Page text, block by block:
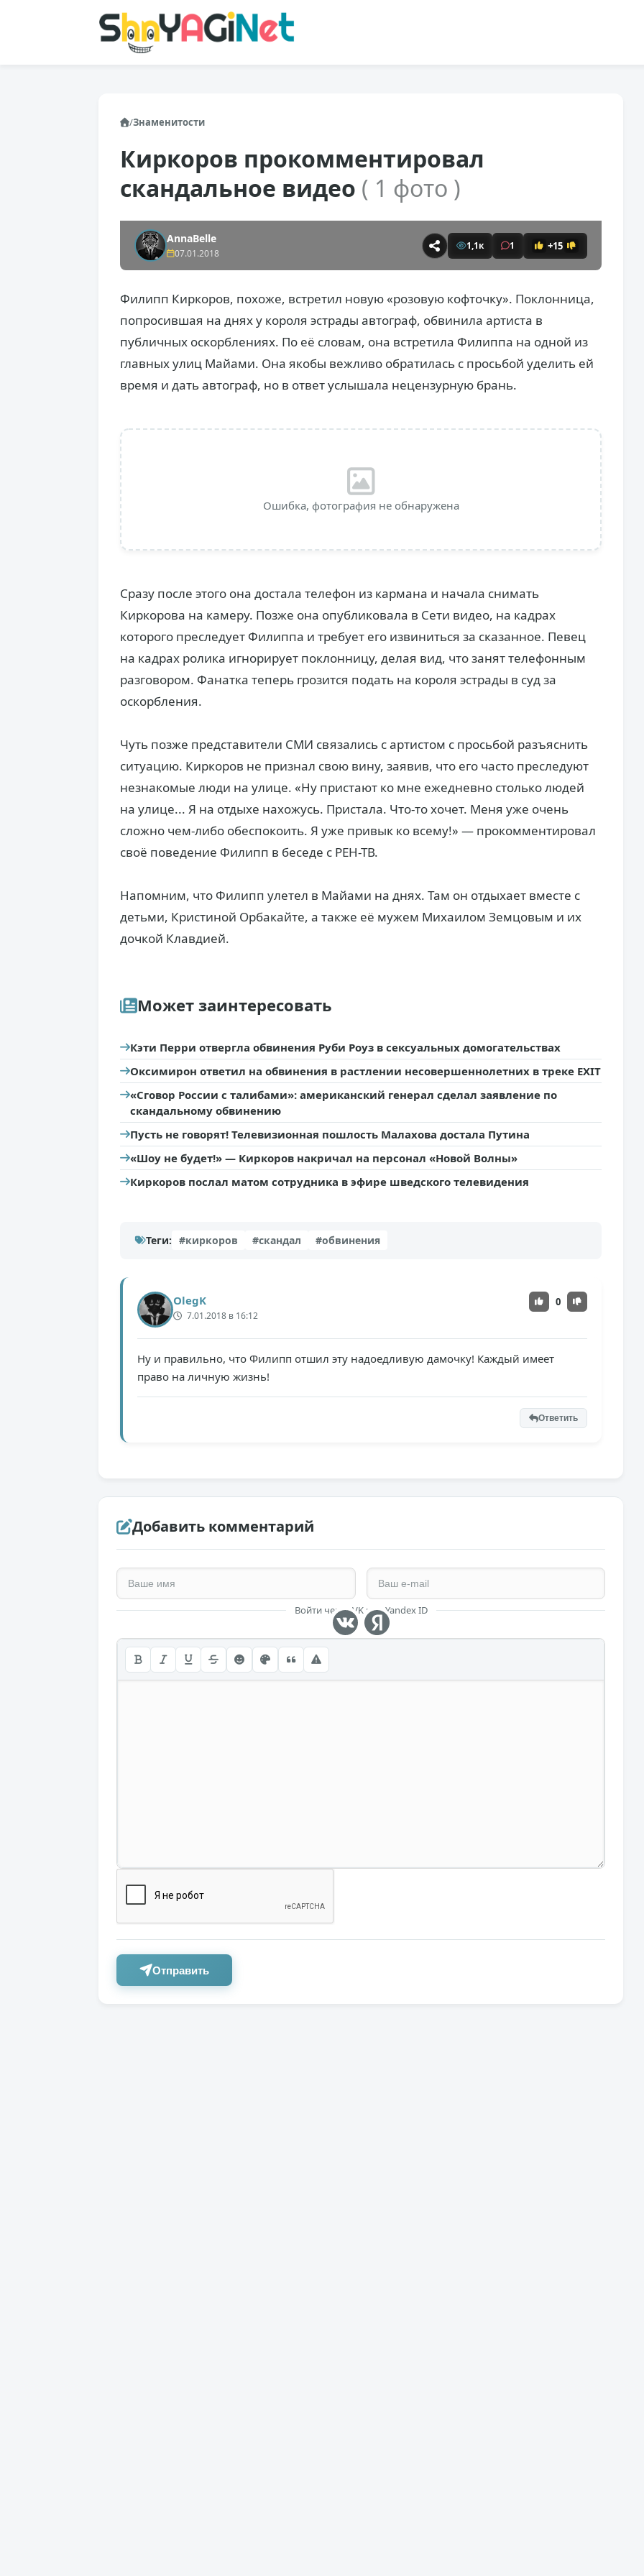
/Знаменитости
Киркоров прокомментировал
скандальное видео ( 1 фото )
AnnaBelle
07.01.2018
1,1к 1 +15
Филипп Киркоров, похоже, встретил новую «розовую кофточку». Поклонница,
попросившая на днях у короля эстрады автограф, обвинила артиста в
публичных оскорблениях. По её словам, она встретила Филиппа на одной из
главных улиц Майами. Она якобы вежливо обратилась с просьбой уделить ей
время и дать автограф, но в ответ услышала нецензурную брань.
Ошибка, фотография не обнаружена
Сразу после этого она достала телефон из кармана и начала снимать
Киркорова на камеру. Позже она опубликовала в Сети видео, на кадрах
которого преследует Филиппа и требует его извиниться за сказанное. Певец
на кадрах ролика игнорирует поклонницу, делая вид, что занят телефонным
разговором. Фанатка теперь грозится подать на короля эстрады в суд за
оскорбления.
Чуть позже представители СМИ связались с артистом с просьбой разъяснить
ситуацию. Киркоров не признал свою вину, заявив, что его часто преследуют
незнакомые люди на улице. «Ну пристают ко мне ежедневно столько людей
на улице... Я на отдыхе нахожусь. Пристала. Что-то хочет. Меня уже очень
сложно чем-либо обеспокоить. Я уже привык ко всему!» — прокомментировал
своё поведение Филипп в беседе с РЕН-ТВ.
Напомним, что Филипп улетел в Майами на днях. Там он отдыхает вместе с
детьми, Кристиной Орбакайте, а также её мужем Михаилом Земцовым и их
дочкой Клавдией.
Может заинтересовать
Кэти Перри отвергла обвинения Руби Роуз в сексуальных домогательствах
Оксимирон ответил на обвинения в растлении несовершеннолетних в треке EXIT
«Сговор России с талибами»: американский генерал сделал заявление по
скандальному обвинению
Пусть не говорят! Телевизионная пошлость Малахова достала Путина
«Шоу не будет!» — Киркоров накричал на персонал «Новой Волны»
Киркоров послал матом сотрудника в эфире шведского телевидения
Теги: #киркоров #скандал #обвинения
OlegK
7.01.2018 в 16:12
0
Ну и правильно, что Филипп отшил эту надоедливую дамочку! Каждый имеет
право на личную жизнь!
Ответить
Добавить комментарий
Войти через VK или Yandex ID
Отправить